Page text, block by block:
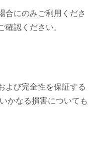
合にのみご利用くださ
認ください。
よび完全性を保証する
かなる損害についても